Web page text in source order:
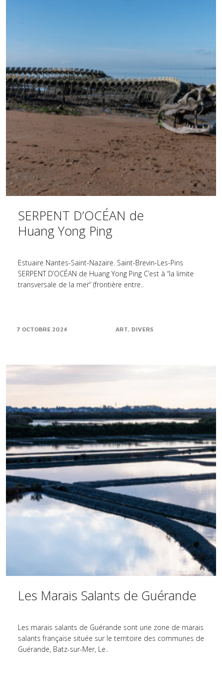
SERPENT D’OCÉAN de
Huang Yong Ping
Estuaire Nantes-Saint-Nazaire. Saint-Brevin-Les-Pins
SERPENT D’OCÉAN de Huang Yong Ping C’est à “la limite
transversale de la mer“ (frontière entre..
7 OCTOBRE 2024 ART DIVERS
Les Marais Salants de Guérande
Les marais salants de Guérande sont une zone de marais
salants française située sur le territoire des communes de
Guérande, Batz-sur-Mer, Le..